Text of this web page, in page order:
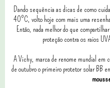
Dando sequência as dicas de como
40ºC, volto hoje com mais uma
Então, nada melhor do que
proteção contra os raios
A Vichy, marca de renome mundial
de outubro o primeiro protetor solar BB